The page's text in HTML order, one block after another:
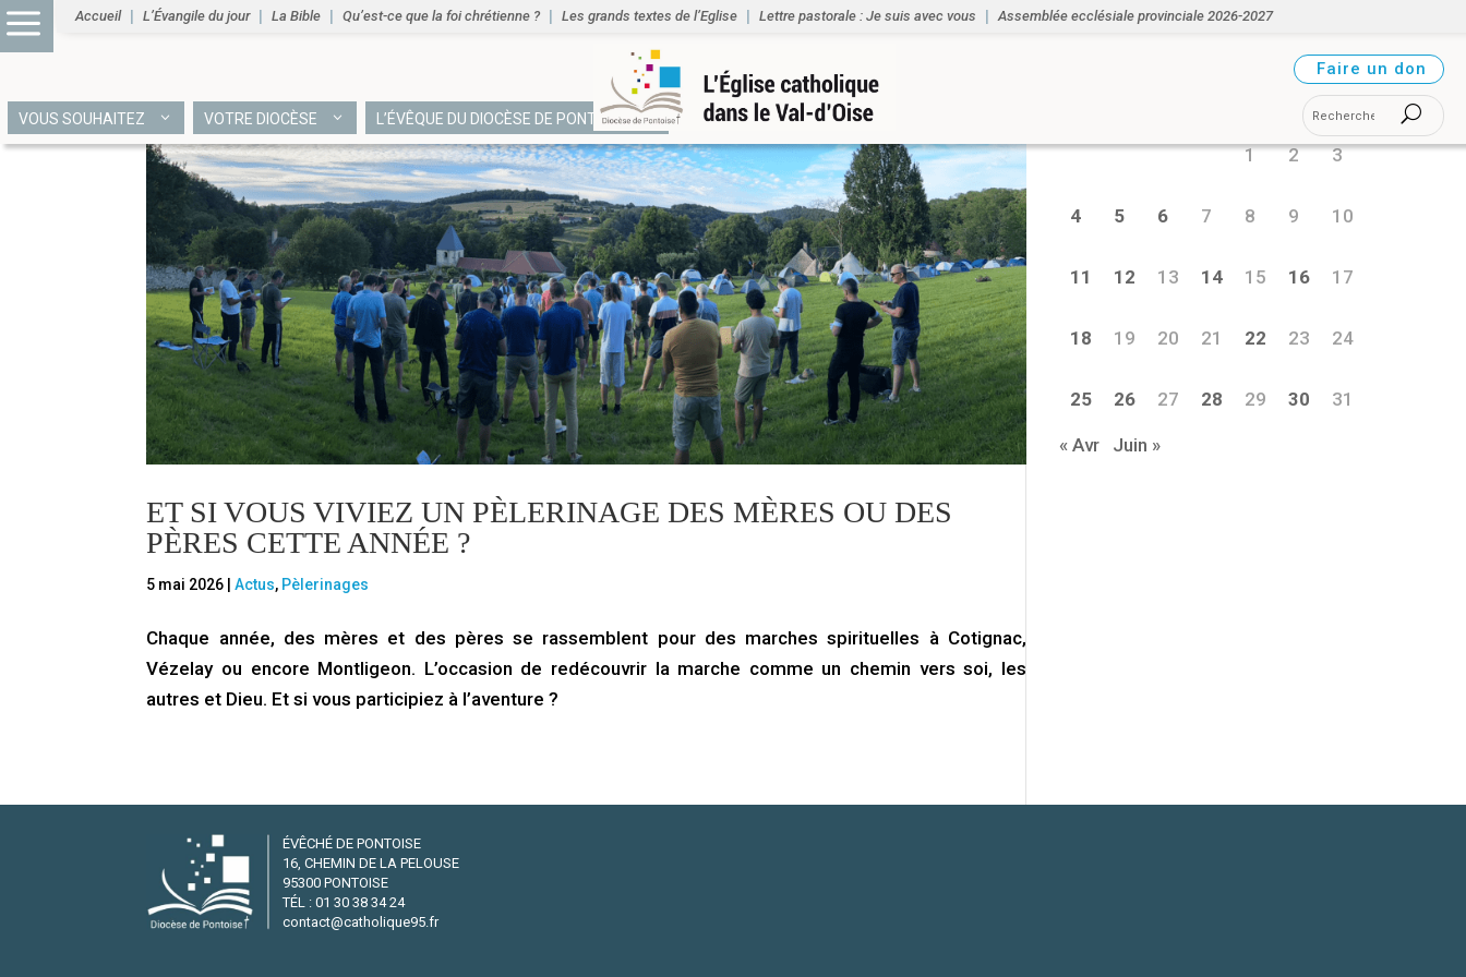
Accueil L’Évangile du jour La Bible Qu’est-ce que la foi chrétienne ? Les grands textes de l’Eglise Lettre pastorale : Je suis avec vous Assemblée ecclésiale provinciale 2026-2027
Faire un don
VOUS SOUHAITEZ VOTRE DIOCÈSE L’ÉVÊQUE DU DIOCÈSE DE PONTOISE
ET SI VOUS VIVIEZ UN PÈLERINAGE DES MÈRES OU DES
PÈRES CETTE ANNÉE ?
5 mai 2026 |Actus, Pèlerinages
Chaque année, des mères et des pères se rassemblent pour des marches spirituelles à Cotignac,
Vézelay ou encore Montligeon. L’occasion de redécouvrir la marche comme un chemin vers soi, les
autres et Dieu. Et si vous participiez à l’aventure ?
D
1 2 3
4 5 6 7 8 9 10
11 12 13 14 15 16 17
18 19 20 21 22 23 24
25 26 27 28 29 30 31
« Avr Juin »
ÉVÊCHÉ DE PONTOISE
16, CHEMIN DE LA PELOUSE
95300 PONTOISE
TÉL : 01 30 38 34 24
contact@catholique95.fr